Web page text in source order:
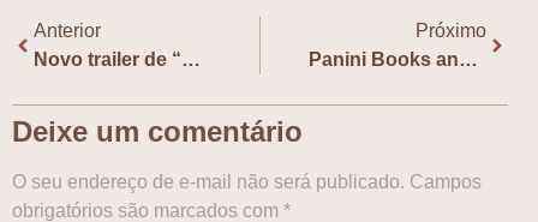
Anterior
Novo trailer de “Bon Appétit, Vossa Majestade” detalha trama
Próximo
Panini Books anuncia pré-venda de quinto volume “Solo Leveling”
Deixe um comentário
O seu endereço de e-mail não será publicado. Campos
obrigatórios são marcados com *